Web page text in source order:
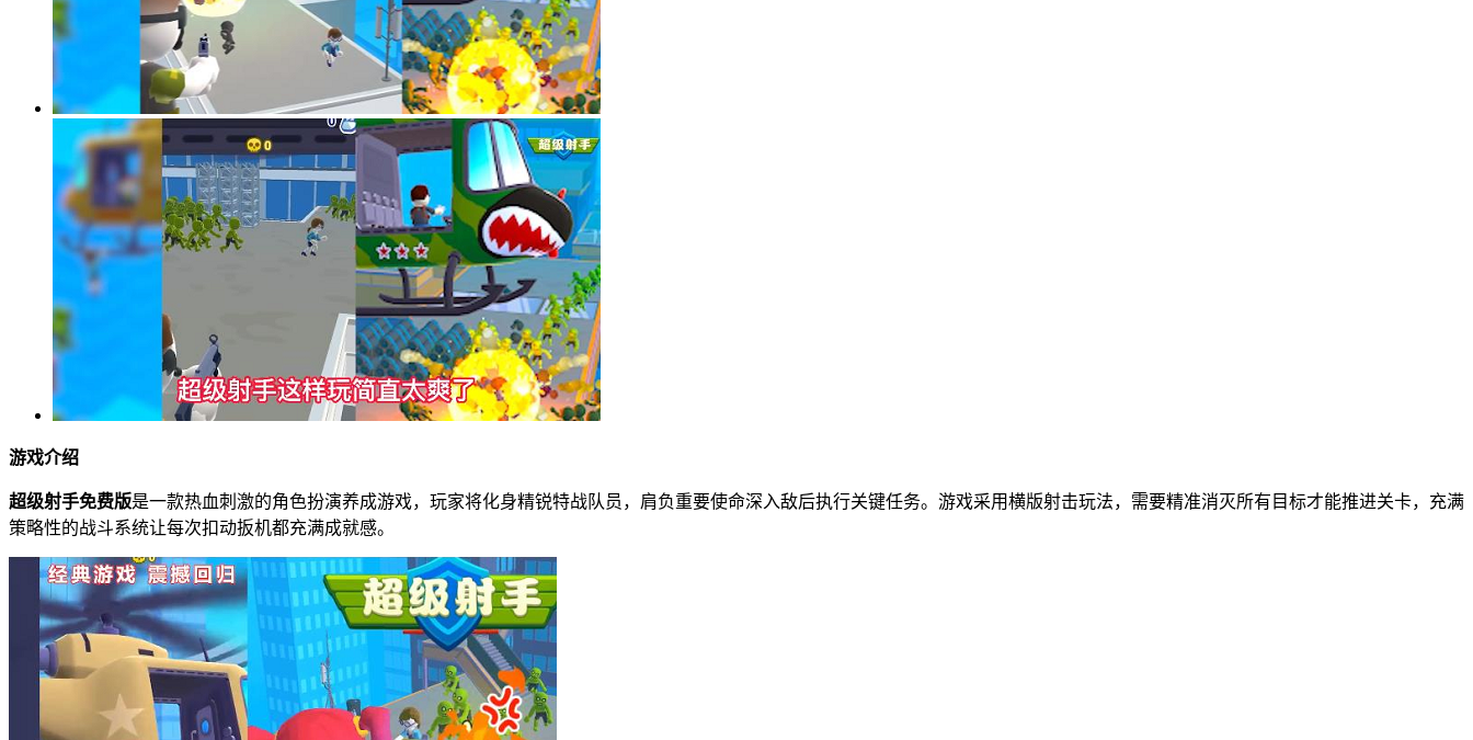
游戏介绍
超级射手免费版是一款热血刺激的角色扮演养成游戏，玩家将化身精锐特战队员，肩负重要使命深入敌后执行关键任务。游戏采用横版射击玩法，需要精准消灭所有目标才能推进关卡，充满
策略性的战斗系统让每次扣动扳机都充满成就感。